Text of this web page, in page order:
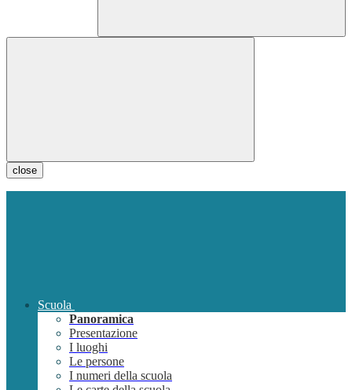
close
Scuola
Panoramica
Presentazione
I luoghi
Le persone
I numeri della scuola